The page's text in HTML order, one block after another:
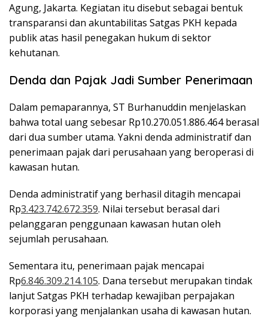
Agung, Jakarta. Kegiatan itu disebut sebagai bentuk
transparansi dan akuntabilitas Satgas PKH kepada
publik atas hasil penegakan hukum di sektor
kehutanan.
Denda dan Pajak Jadi Sumber Penerimaan
Dalam pemaparannya, ST Burhanuddin menjelaskan
bahwa total uang sebesar Rp10.270.051.886.464 berasal
dari dua sumber utama. Yakni denda administratif dan
penerimaan pajak dari perusahaan yang beroperasi di
kawasan hutan.
Denda administratif yang berhasil ditagih mencapai
Rp3.423.742.672.359. Nilai tersebut berasal dari
pelanggaran penggunaan kawasan hutan oleh
sejumlah perusahaan.
Sementara itu, penerimaan pajak mencapai
Rp6.846.309.214.105. Dana tersebut merupakan tindak
lanjut Satgas PKH terhadap kewajiban perpajakan
korporasi yang menjalankan usaha di kawasan hutan.